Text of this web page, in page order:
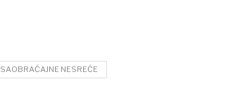
SAOBRAĆAJNE NESREĆE